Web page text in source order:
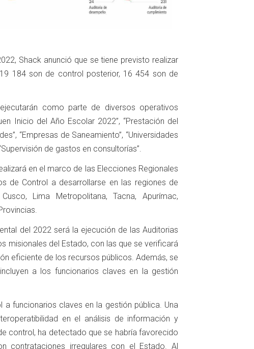
Shack anunció que se tiene previsto realizar
184 son de control posterior, 16 454 son de
como parte de diversos operativos
Inicio del Año Escolar 2022”, “Prestación del
“Empresas de Saneamiento”, “Universidades
de gastos en consultorías”.
en el marco de las Elecciones Regionales
de Control a desarrollarse en las regiones de
Lima Metropolitana, Tacna, Apurímac,
del 2022 será la ejecución de las Auditorias
misionales del Estado, con las que se verificará
eficiente de los recursos públicos. Además, se
a los funcionarios claves en la gestión
funcionarios claves en la gestión pública. Una
en el análisis de información y
control, ha detectado que se habría favorecido
contrataciones irregulares con el Estado. Al